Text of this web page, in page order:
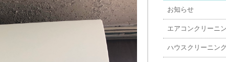
お知らせ
エアコンクリーニ
ハウスクリーニン